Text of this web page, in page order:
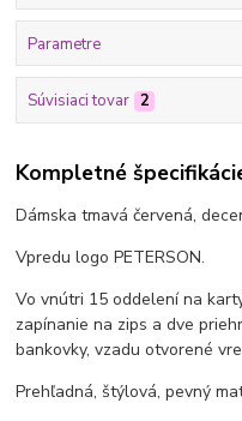
Parametre
Súvisiaci tovar 2
Kompletné
Dámska tmavá červená,
Vpredu logo PETERSON.
Vo vnútri 15 oddelení na
zapínanie na zips a dve
bankovky, vzadu otvorené
Prehľadná, štýlová, pevný